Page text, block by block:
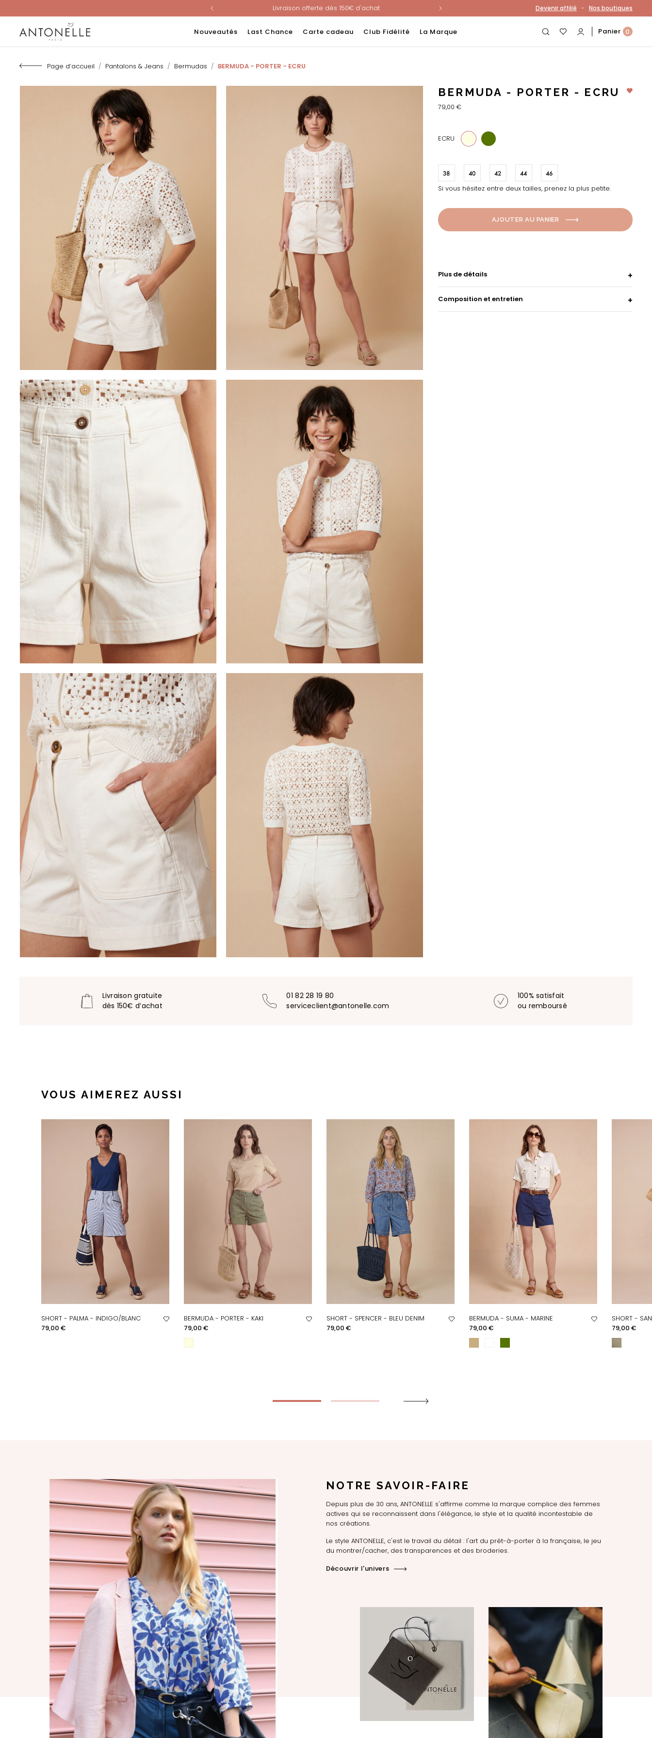
Livraison offerte dès 150€ d'achat
Livraison offerte dès 150€ d'achat
Nouveau ! Paiement en 3 ou 4 fois sans frais avec ALMA !
Devenir affilié - Nos boutiques
Nouveautés Last Chance Carte cadeau Club Fidélité La Marque Panier 0
Page d’accueil Pantalons & Jeans Bermudas BERMUDA - PORTER - ECRU
BERMUDA - PORTER - ECRU
79,00 €
ECRU 68
38 40 42 44 46
Si vous hésitez entre deux tailles, prenez la plus petite.
AJOUTER AU PANIER
Plus de détails
Composition et entretien
Livraison gratuite
dès 150€ d’achat
01 82 28 19 80
serviceclient@antonelle.com
100% satisfait
ou remboursé
VOUS AIMEREZ AUSSI
SHORT - PALMA - INDIGO/BLANC
Prix
79,00 €
BERMUDA - PORTER - KAKI
Prix
79,00 €
SHORT - SPENCER - BLEU DENIM
Prix
79,00 €
BERMUDA - SUMA - MARINE
Prix
79,00 €
SHORT -
Prix
79,00 €
NOTRE SAVOIR-FAIRE
Depuis plus de 30 ans, ANTONELLE s'affirme comme la marque complice des femmes
actives qui se reconnaissent dans l'élégance, le style et la qualité incontestable de
nos créations.
Le style ANTONELLE, c'est le travail du détail : l'art du prêt-à-porter à la française, le jeu
du montrer/cacher, des transparences et des broderies.
Découvrir l'univers